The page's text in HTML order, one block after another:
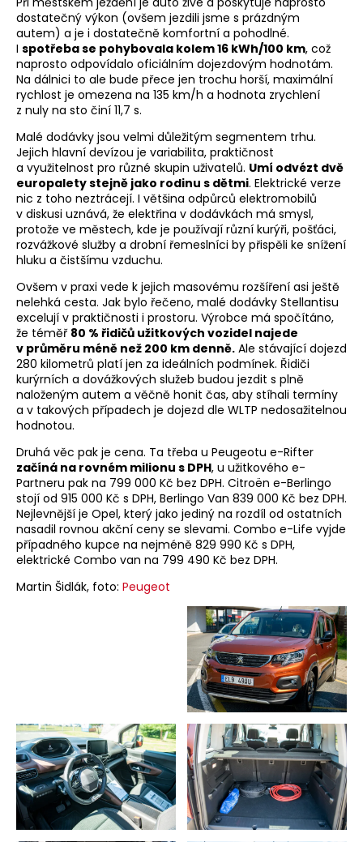
dostatečný výkon (ovšem jezdili jsme s prázdným
autem) a je i dostatečně komfortní a pohodlné.
I spotřeba se pohybovala kolem 16 kWh/100 km, což
naprosto odpovídalo oficiálním dojezdovým hodnotám.
Na dálnici to ale bude přece jen trochu horší, maximální
rychlost je omezena na 135 km/h a hodnota zrychlení
z nuly na sto činí 11,7 s.
Malé dodávky jsou velmi důležitým segmentem trhu.
Jejich hlavní devízou je variabilita, praktičnost
a využitelnost pro různé skupin uživatelů. Umí odvézt dvě
europalety stejně jako rodinu s dětmi. Elektrické verze
nic z toho neztrácejí. I většina odpůrců elektromobilů
v diskusi uznává, že elektřina v dodávkách má smysl,
protože ve městech, kde je používají různí kurýři, pošťáci,
rozvážkové služby a drobní řemeslníci by přispěli ke snížení
hluku a čistšímu vzduchu.
Ovšem v praxi vede k jejich masovému rozšíření asi ještě
nelehká cesta. Jak bylo řečeno, malé dodávky Stellantisu
excelují v praktičnosti i prostoru. Výrobce má spočítáno,
že téměř 80 % řidičů užitkových vozidel najede
v průměru méně než 200 km denně. Ale stávající dojezd
280 kilometrů platí jen za ideálních podmínek. Řidiči
kurýrních a dovážkových služeb budou jezdit s plně
naloženým autem a věčně honit čas, aby stíhali termíny
a v takových případech je dojezd dle WLTP nedosažitelnou
hodnotou.
Druhá věc pak je cena. Ta třeba u Peugeotu e-Rifter
začíná na rovném milionu s DPH, u užitkového e-
Partneru pak na 799 000 Kč bez DPH. Citroën e-Berlingo
stojí od 915 000 Kč s DPH, Berlingo Van 839 000 Kč bez DPH.
Nejlevnější je Opel, který jako jediný na rozdíl od ostatních
nasadil rovnou akční ceny se slevami. Combo e-Life vyjde
případného kupce na nejméně 829 990 Kč s DPH,
elektrické Combo van na 799 490 Kč bez DPH.
Martin Šidlák, foto: Peugeot